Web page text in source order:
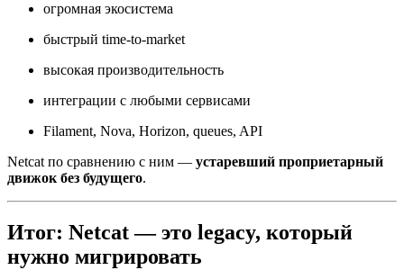
огромная экосистема
быстрый time-to-market
высокая производительность
интеграции с любыми сервисами
Filament, Nova, Horizon, queues, API
Netcat по сравнению с ним — устаревший проприетарный
движок без будущего.
Итог: Netcat — это legacy, который
нужно мигрировать